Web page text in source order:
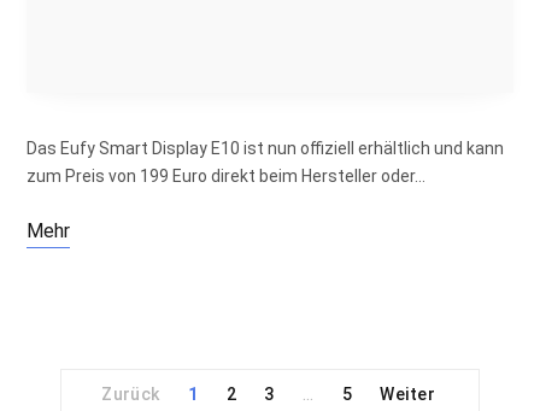
Das Eufy Smart Display E10 ist nun offiziell erhältlich und kann
zum Preis von 199 Euro direkt beim Hersteller oder…
Mehr
1 2 3 … 5